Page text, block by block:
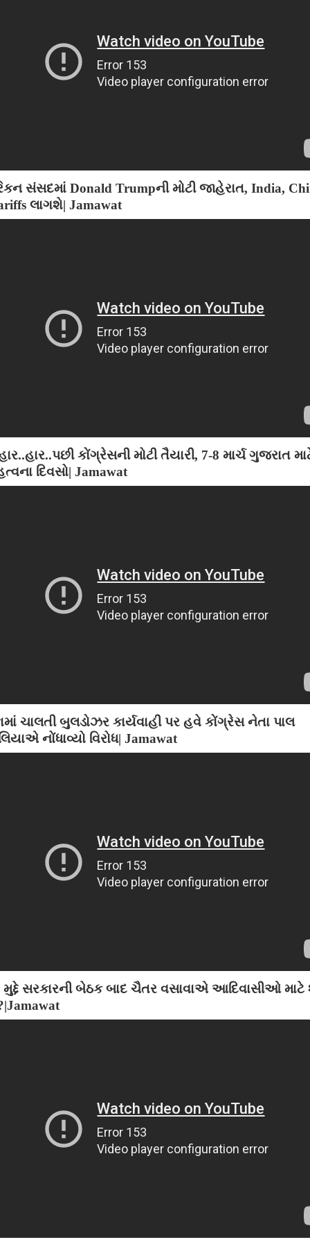
સંસદમાં Donald Trumpની મોટી જાહેરાત, India,
લાગશે| Jamawat
કોંગ્રેસની મોટી તૈયારી, 7-8 માર્ચ ગુજરાત
દિવસો| Jamawat
ચાલતી બુલડોઝર કાર્યવાહી પર હવે કોંગ્રેસ નેતા પાલ
નોંધાવ્યો વિરોધ| Jamawat
મુદ્દે સરકારની બેઠક બાદ ચૈતર વસાવાએ આદિવાસીઓ માટે